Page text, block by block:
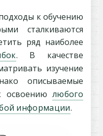
к обучению
сталкиваются
ряд наиболее
. В качестве
изучение
описываемые
освоениюлюбого
информации.